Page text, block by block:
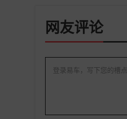
网友评论
登录易车，写下您的槽点